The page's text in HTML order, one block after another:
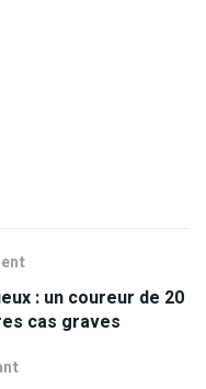
: un coureur de 20
cas graves